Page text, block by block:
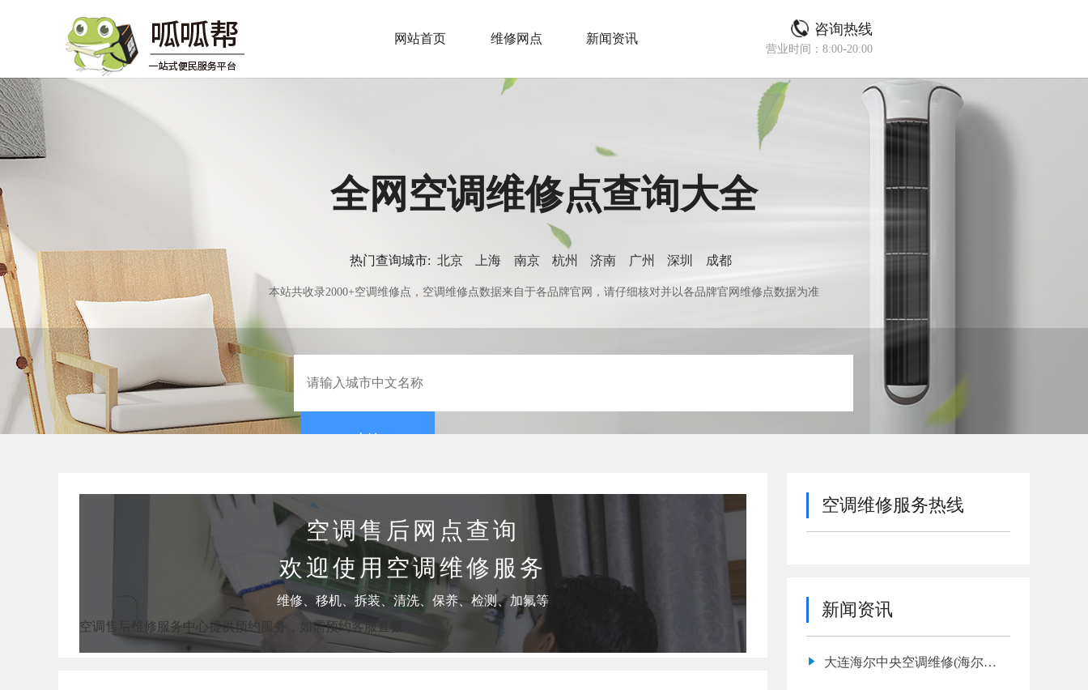
网站首页 维修网点 新闻资讯
咨询热线
营业时间：8:00-20:00
全网空调维修点查询大全
热门查询城市: 北京 上海 南京 杭州 济南 广州 深圳 成都
本站共收录2000+空调维修点，空调维修点数据来自于各品牌官网，请仔细核对并以各品牌官网维修点数据为准
空调售后网点查询
欢迎使用空调维修服务
维修、移机、拆装、清洗、保养、检测、加氟等
空调售后维修服务中心提供预约服务，如需预约客服直拨：
空调维修服务热线
新闻资讯
大连海尔中央空调维修(海尔中